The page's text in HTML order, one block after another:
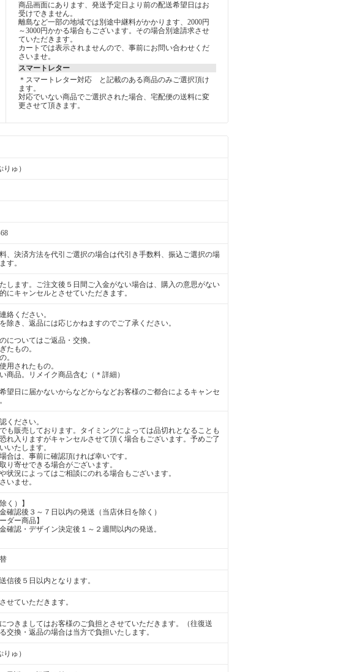
商品画面にあります、発送予定日より前の配送希望日はお
受けできません。
離島など一部の地域では別途中継料がかかります、2000円
～3000円かかる場合もございます。その場合別途請求させ
ていただきます。
カートでは表示されませんので、事前にお問い合わせくだ
さいませ。
スマートレター
＊スマートレター対応 と記載のある商品のみご選択頂け
ます。
対応でいない商品でご選択された場合、宅配便の送料に変
更させて頂きます。
ゅ）
、決済方法を代引ご選択の場合は代引き手数料、振込ご選択の場
す。
します。ご注文後５日間ご入金がない場合は、購入の意思がない
にキャンセルとさせていただきます。
絡ください。
除き、返品には応じかねますのでご了承ください。
についてはご返品・交換。
たもの。
。
用されたもの。
商品。リメイク商品含む（＊詳細）
望日に届かないからなどからなどお客様のご都合によるキャンセ
ください。
も販売しております。タイミングによっては品切れとなることも
れ入りますがキャンセルさせて頂く場合もございます。予めご了
いたします。
合は、事前に確認頂ければ幸いです。
り寄せできる場合がございます。
状況によってはご相談にのれる場合もございます。
いませ。
く）】
確認後３～７日以内の発送（当店休日を除く）
ダー商品】
確認・デザイン決定後１～２週間以内の発送。
信後５日以内となります。
せていただきます。
つきましてはお客様のご負担とさせていただきます。（往復送
換・返品の場合は当方で負担いたします。
ゅ）